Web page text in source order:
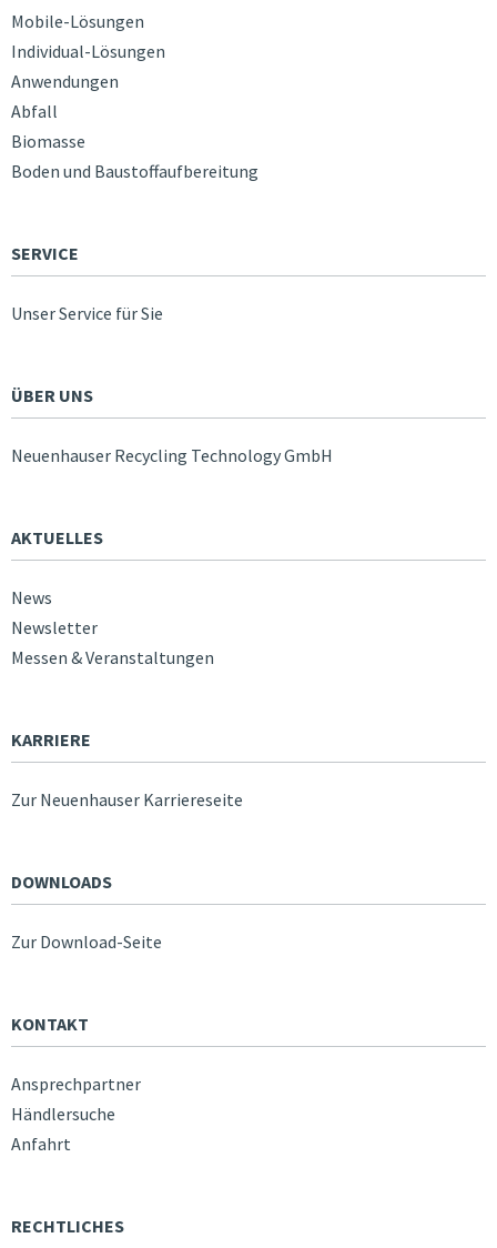
Mobile-Lösungen
Individual-Lösungen
Anwendungen
Abfall
Biomasse
Boden und Baustoffaufbereitung
SERVICE
Unser Service für Sie
ÜBER UNS
Neuenhauser Recycling Technology GmbH
AKTUELLES
News
Newsletter
Messen & Veranstaltungen
KARRIERE
Zur Neuenhauser Karriereseite
DOWNLOADS
Zur Download-Seite
KONTAKT
Ansprechpartner
Händlersuche
Anfahrt
RECHTLICHES